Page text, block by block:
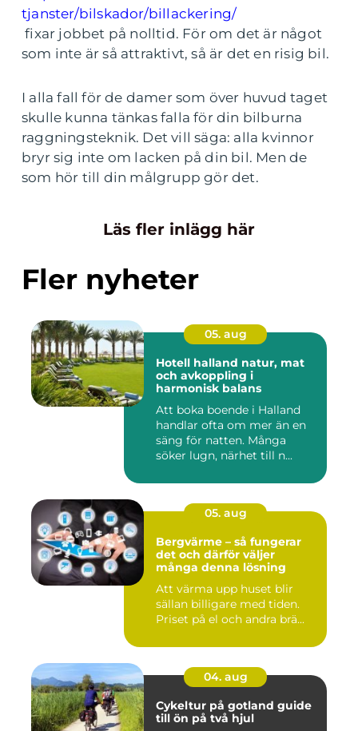
tjanster/bilskador/billackering/
fixar jobbet på nolltid. För om det är något
som inte är så attraktivt, så är det en risig bil.
I alla fall för de damer som över huvud taget
skulle kunna tänkas falla för din bilburna
raggningsteknik. Det vill säga: alla kvinnor
bryr sig inte om lacken på din bil. Men de
som hör till din målgrupp gör det.
Läs fler inlägg här
Fler nyheter
05. aug
Hotell halland natur, mat
och avkoppling i
harmonisk balans
Att boka boende i Halland
handlar ofta om mer än en
säng för natten. Många
söker lugn, närhet till n...
05. aug
Bergvärme – så fungerar
det och därför väljer
många denna lösning
Att värma upp huset blir
sällan billigare med tiden.
Priset på el och andra brä...
04. aug
Cykeltur på gotland guide
till ön på två hjul